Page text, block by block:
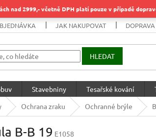
nad 2999,- včetně DPH platí pouze v případě
JAK NAKUPOVAT
HLEDAT
Stavebniny Tesařské kování
Ochrana zraku Ochranné brýle
B-B 19 E1058